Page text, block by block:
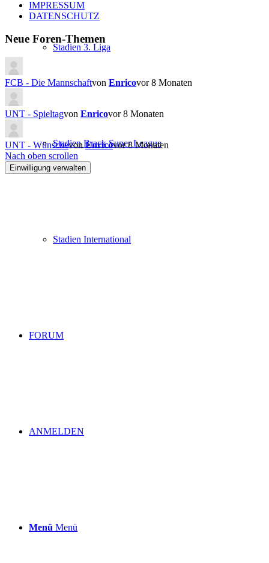
Stadien 3. Liga
Stadien Brack Super League
Stadien International
FORUM
ANMELDEN
Menü Menü
IMPRESSUM
DATENSCHUTZ
Neue Foren-Themen
FCB - Die Mannschaftvon Enricovor 8 Monaten
UNT - Spieltagvon Enricovor 8 Monaten
UNT - WünschevonEnricovor 8 Monaten
Nach oben scrollen
Einwilligung verwalten